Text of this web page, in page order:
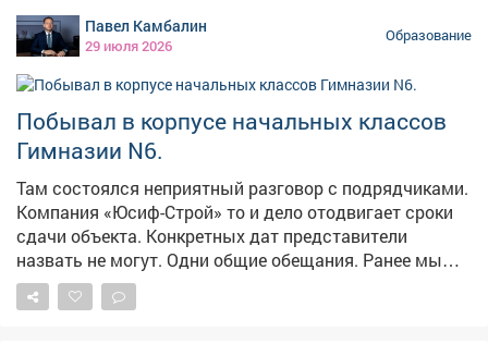
пришлось расторгнуть из-за срыва сроков. Новая
организация переработала проект, получила
положительное заключение госэкспертизы и
приступила к работам. Сейчас решаем вопросы по
финансированию проекта. Поручил сделать все
оперативно - например, обеспечить перенос
федеральных средств с 2027 года на текущий период.
При этом важно обеспечить безукоризненное
качество всех работ - и в самом здании, и на
прилегающей территории. Школа останется на моем
контроле - прослежу, чтобы ребята сели за парты в
современном, комфортном и безопасном учебном
заведении.
Павел Камбалин
29 июля 2026
Образование
Побывал в корпусе начальных классов
Гимназии N6.
Там состоялся неприятный разговор с подрядчиками.
Компания «Юсиф-Строй» то и дело отодвигает сроки
сдачи объекта. Конкретных дат представители
назвать не могут. Одни общие обещания. Ранее мы
уже договаривались с руководителями строительной
фирмы об увеличении числа работников, о